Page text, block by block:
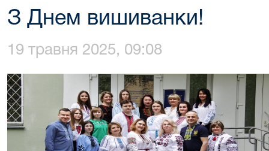
З Днем вишиванки!
19 травня 2025, 09:08